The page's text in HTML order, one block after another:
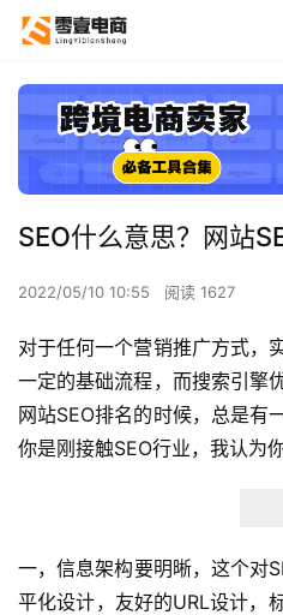
SEO什么意思？网站
2022/05/10 10:55 阅读 1627
对于任何一个营销推广方式，
一定的基础流程，而搜索引擎
网站SEO排名的时候，总是有
你是刚接触SEO行业，我认为
一，信息架构要明晰，这个对
平化设计，友好的URL设计，